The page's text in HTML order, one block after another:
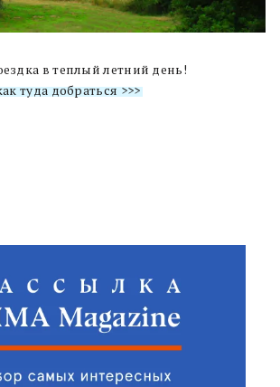
в теплый летний день!
туда добраться >>>